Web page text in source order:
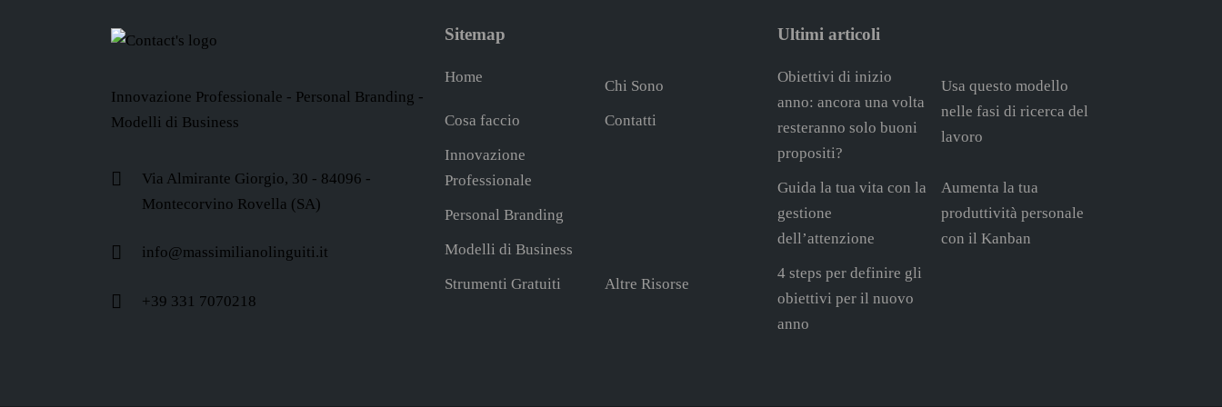
Innovazione Professionale - Personal Branding -
Modelli di Business
Via Almirante Giorgio, 30 - 84096 -
Montecorvino Rovella (SA)
info@massimilianolinguiti.it
+39 331 7070218
Sitemap
Home
Chi Sono
Cosa faccio
Innovazione
Professionale
Personal Branding
Modelli di Business
Contatti
Strumenti Gratuiti Altre Risorse
Ultimi articoli
Obiettivi di inizio
anno: ancora una volta
resteranno solo buoni
propositi?
Usa questo modello
nelle fasi di ricerca del
lavoro
Guida la tua vita con la
gestione
dell’attenzione
Aumenta la tua
produttività personale
con il Kanban
4 steps per definire gli
obiettivi per il nuovo
anno